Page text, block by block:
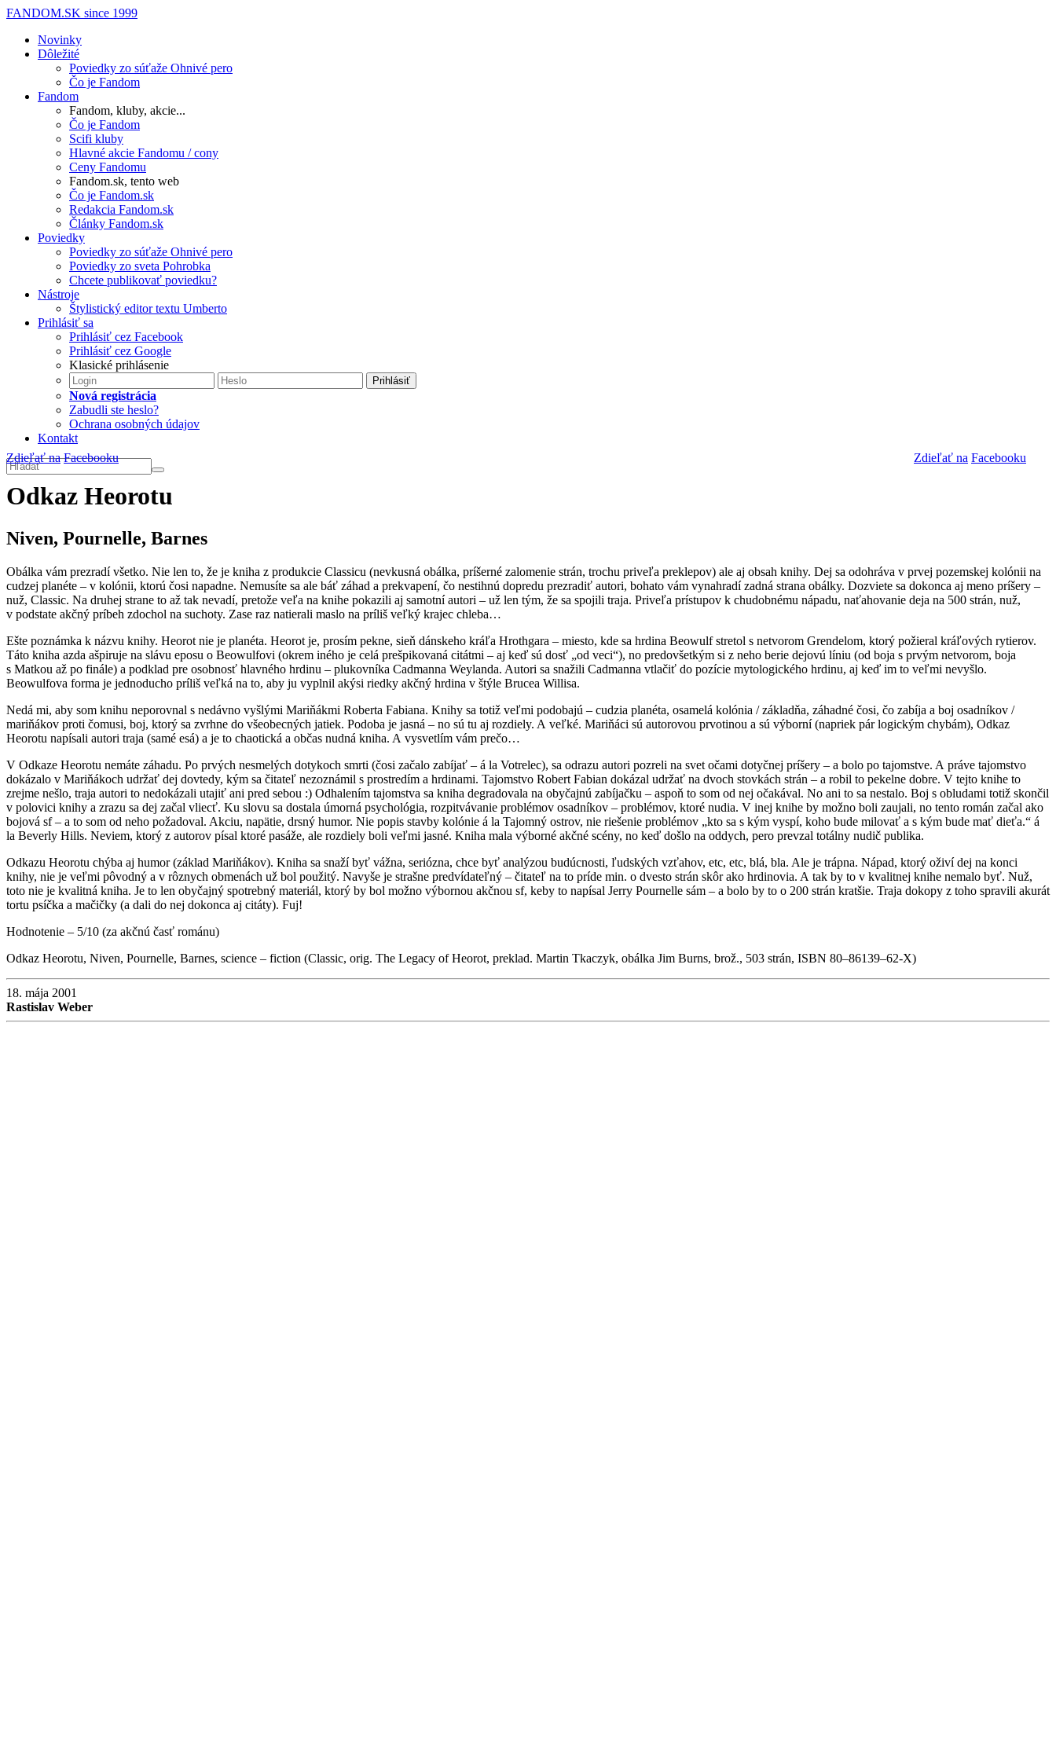
FANDOM.SK since 1999
Novinky
Dôležité
Poviedky zo súťaže Ohnivé pero
Čo je Fandom
Fandom
Fandom, kluby, akcie...
Čo je Fandom
Scifi kluby
Hlavné akcie Fandomu / cony
Ceny Fandomu
Fandom.sk, tento web
Čo je Fandom.sk
Redakcia Fandom.sk
Články Fandom.sk
Poviedky
Poviedky zo súťaže Ohnivé pero
Poviedky zo sveta Pohrobka
Chcete publikovať poviedku?
Nástroje
Štylistický editor textu Umberto
Prihlásiť sa
Prihlásiť cez Facebook
Prihlásiť cez Google
Klasické prihlásenie
Prihlásiť
Nová registrácia
Zabudli ste heslo?
Ochrana osobných údajov
Kontakt
Zdieľať na Facebooku
Zdieľať na Facebooku
Odkaz Heorotu
Niven, Pournelle, Barnes
Obálka vám prezradí všetko. Nie len to, že je kniha z produkcie Classicu (nevkusná obálka, príšerné zalomenie strán, trochu priveľa preklepov) ale aj obsah knihy. Dej sa odohráva v prvej pozemskej kolónii na
cudzej planéte – v kolónii, ktorú čosi napadne. Nemusíte sa ale báť záhad a prekvapení, čo nestihnú dopredu prezradiť autori, bohato vám vynahradí zadná strana obálky. Dozviete sa dokonca aj meno príšery –
nuž, Classic. Na druhej strane to až tak nevadí, pretože veľa na knihe pokazili aj samotní autori – už len tým, že sa spojili traja. Priveľa prístupov k chudobnému nápadu, naťahovanie deja na 500 strán, nuž,
v podstate akčný príbeh zdochol na suchoty. Zase raz natierali maslo na príliš veľký krajec chleba…
Ešte poznámka k názvu knihy. Heorot nie je planéta. Heorot je, prosím pekne, sieň dánskeho kráľa Hrothgara – miesto, kde sa hrdina Beowulf stretol s netvorom Grendelom, ktorý požieral kráľových rytierov.
Táto kniha azda ašpiruje na slávu eposu o Beowulfovi (okrem iného je celá prešpikovaná citátmi – aj keď sú dosť „od veci“), no predovšetkým si z neho berie dejovú líniu (od boja s prvým netvorom, boja
s Matkou až po finále) a podklad pre osobnosť hlavného hrdinu – plukovníka Cadmanna Weylanda. Autori sa snažili Cadmanna vtlačiť do pozície mytologického hrdinu, aj keď im to veľmi nevyšlo.
Beowulfova forma je jednoducho príliš veľká na to, aby ju vyplnil akýsi riedky akčný hrdina v štýle Brucea Willisa.
Nedá mi, aby som knihu neporovnal s nedávno vyšlými Mariňákmi Roberta Fabiana. Knihy sa totiž veľmi podobajú – cudzia planéta, osamelá kolónia / základňa, záhadné čosi, čo zabíja a boj osadníkov /
mariňákov proti čomusi, boj, ktorý sa zvrhne do všeobecných jatiek. Podoba je jasná – no sú tu aj rozdiely. A veľké. Mariňáci sú autorovou prvotinou a sú výborní (napriek pár logickým chybám), Odkaz
Heorotu napísali autori traja (samé esá) a je to chaotická a občas nudná kniha. A vysvetlím vám prečo…
V Odkaze Heorotu nemáte záhadu. Po prvých nesmelých dotykoch smrti (čosi začalo zabíjať – á la Votrelec), sa odrazu autori pozreli na svet očami dotyčnej príšery – a bolo po tajomstve. A práve tajomstvo
dokázalo v Mariňákoch udržať dej dovtedy, kým sa čitateľ nezoznámil s prostredím a hrdinami. Tajomstvo Robert Fabian dokázal udržať na dvoch stovkách strán – a robil to pekelne dobre. V tejto knihe to
zrejme nešlo, traja autori to nedokázali utajiť ani pred sebou :) Odhalením tajomstva sa kniha degradovala na obyčajnú zabíjačku – aspoň to som od nej očakával. No ani to sa nestalo. Boj s obludami totiž skončil
v polovici knihy a zrazu sa dej začal vliecť. Ku slovu sa dostala úmorná psychológia, rozpitvávanie problémov osadníkov – problémov, ktoré nudia. V inej knihe by možno boli zaujali, no tento román začal ako
bojová sf – a to som od neho požadoval. Akciu, napätie, drsný humor. Nie popis stavby kolónie á la Tajomný ostrov, nie riešenie problémov „kto sa s kým vyspí, koho bude milovať a s kým bude mať dieťa.“ á
la Beverly Hills. Neviem, ktorý z autorov písal ktoré pasáže, ale rozdiely boli veľmi jasné. Kniha mala výborné akčné scény, no keď došlo na oddych, pero prevzal totálny nudič publika.
Odkazu Heorotu chýba aj humor (základ Mariňákov). Kniha sa snaží byť vážna, seriózna, chce byť analýzou budúcnosti, ľudských vzťahov, etc, etc, blá, bla. Ale je trápna. Nápad, ktorý oživí dej na konci
knihy, nie je veľmi pôvodný a v rôznych obmenách už bol použitý. Navyše je strašne predvídateľný – čitateľ na to príde min. o dvesto strán skôr ako hrdinovia. A tak by to v kvalitnej knihe nemalo byť. Nuž,
toto nie je kvalitná kniha. Je to len obyčajný spotrebný materiál, ktorý by bol možno výbornou akčnou sf, keby to napísal Jerry Pournelle sám – a bolo by to o 200 strán kratšie. Traja dokopy z toho spravili akurát
tortu psíčka a mačičky (a dali do nej dokonca aj citáty). Fuj!
Hodnotenie – 5/10 (za akčnú časť románu)
Odkaz Heorotu, Niven, Pournelle, Barnes, science – fiction (Classic, orig. The Legacy of Heorot, preklad. Martin Tkaczyk, obálka Jim Burns, brož., 503 strán, ISBN 80–86139–62-X)
18. mája 2001
Rastislav Weber